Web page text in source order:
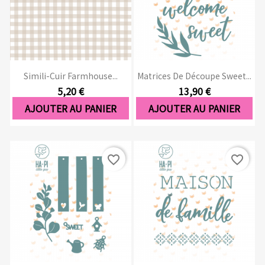
Simili-Cuir Farmhouse...
5,20 €
AJOUTER AU PANIER
Matrices De Découpe Sweet...
13,90 €
AJOUTER AU PANIER
favorite_border favorite_border